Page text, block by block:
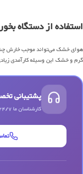
استفاده از دستگاه
هوای خشک می‌تواند موجب خارش
گرم و خشک این وسیله کارآمدی
پشتیبانی
کارشناسان ما 24/7 آماده پاسخگویی به سوالات و دریافت نسخه‌های شما هستند